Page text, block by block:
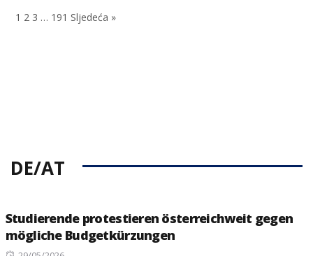
1 2 3 … 191 Sljedeća »
DE/AT
Studierende protestieren österreichweit gegen
mögliche Budgetkürzungen